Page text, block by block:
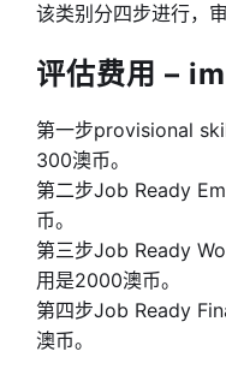
该类别分四步进行，
评估费用 –
第一步provisional
300澳币。
第二步Job Ready
币。
第三步Job Ready
用是2000澳币。
第四步Job Ready
澳币。